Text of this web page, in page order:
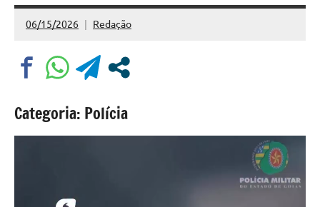
06/15/2026 Redação
Nenhum
Categoria: Polícia